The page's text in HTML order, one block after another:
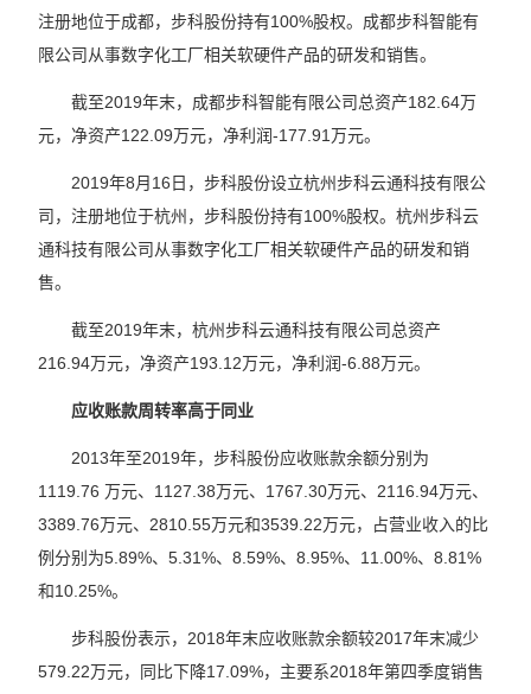
注册地位于成都，步科股份持有100%股权。成都步科智能有
限公司从事数字化工厂相关软硬件产品的研发和销售。
截至2019年末，成都步科智能有限公司总资产182.64万
元，净资产122.09万元，净利润-177.91万元。
2019年8月16日，步科股份设立杭州步科云通科技有限公
司，注册地位于杭州，步科股份持有100%股权。杭州步科云
通科技有限公司从事数字化工厂相关软硬件产品的研发和销
售。
截至2019年末，杭州步科云通科技有限公司总资产
216.94万元，净资产193.12万元，净利润-6.88万元。
应收账款周转率高于同业
2013年至2019年，步科股份应收账款余额分别为
1119.76 万元、1127.38万元、1767.30万元、2116.94万元、
3389.76万元、2810.55万元和3539.22万元，占营业收入的比
例分别为5.89%、5.31%、8.59%、8.95%、11.00%、8.81%
和10.25%。
步科股份表示，2018年末应收账款余额较2017年末减少
579.22万元，同比下降17.09%，主要系2018年第四季度销售